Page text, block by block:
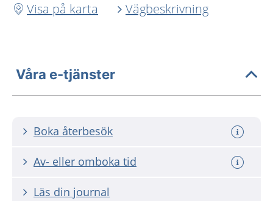
Visa på karta
Vägbeskrivning
Våra e-tjänster
Boka återbesök
Av- eller omboka tid
Läs din journal